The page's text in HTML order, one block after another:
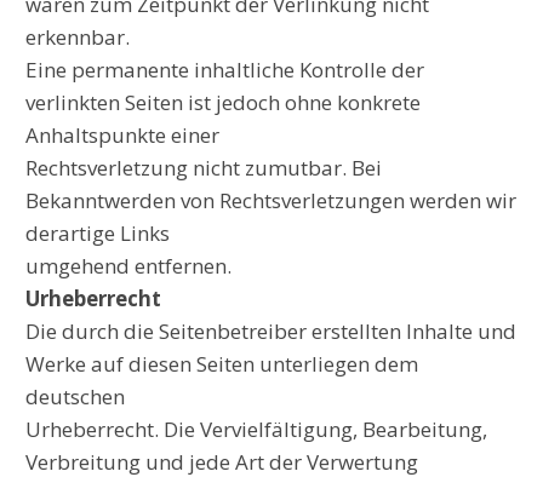
erkennbar.
Eine permanente inhaltliche Kontrolle der
verlinkten Seiten ist jedoch ohne konkrete
Anhaltspunkte einer
Rechtsverletzung nicht zumutbar. Bei
Bekanntwerden von Rechtsverletzungen werden wir
derartige Links
umgehend entfernen.
Urheberrecht
Die durch die Seitenbetreiber erstellten Inhalte und
Werke auf diesen Seiten unterliegen dem
deutschen
Urheberrecht. Die Vervielfältigung, Bearbeitung,
Verbreitung und jede Art der Verwertung